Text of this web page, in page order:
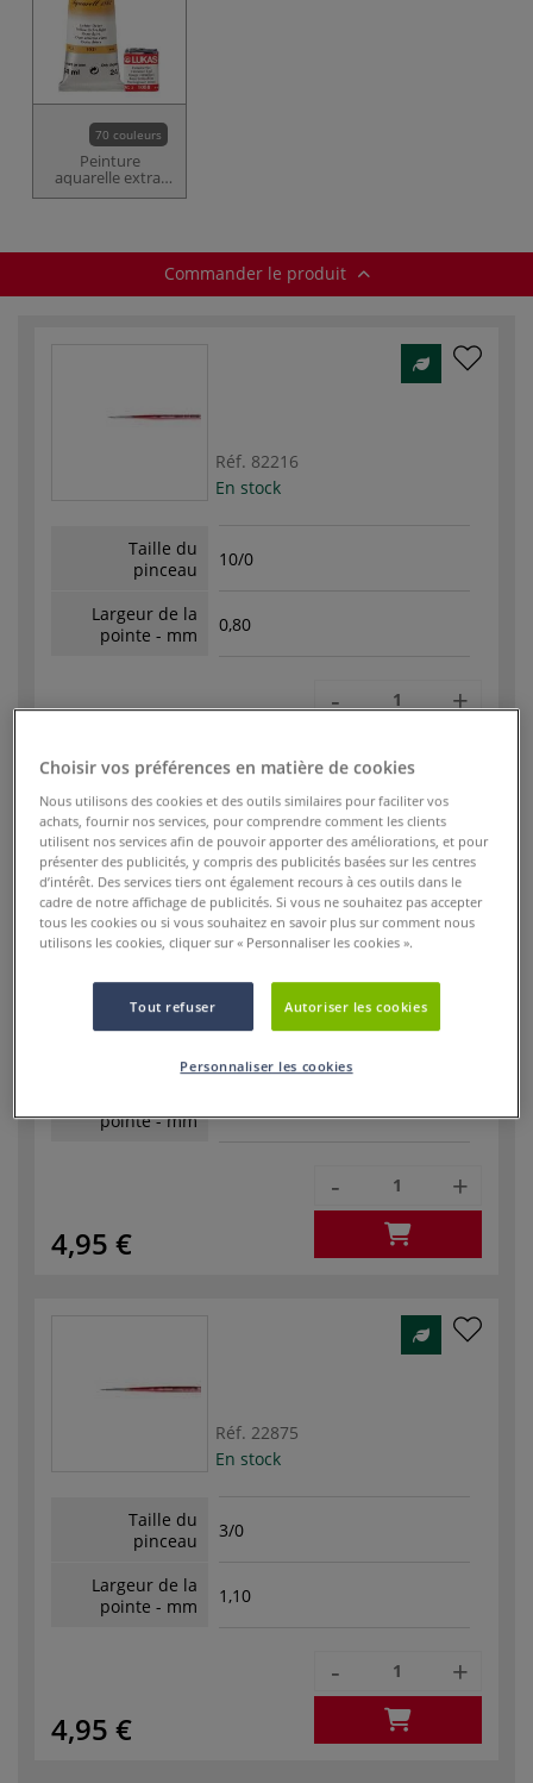
70 couleurs
Peinture
aquarelle extra-
fine 1862 Lukas
Commander le produit
Réf. 82216
En stock
Taille du
pinceau
10/0
Largeur de la
pointe - mm
0,80
4,95 €
- +
Réf. 81527
Taille du
pointe - mm
4,95 €
- +
Réf. 22875
En stock
Taille du
pinceau
3/0
Largeur de la
pointe - mm
1,10
4,95 €
- +
Choisir vos préférences en matière de cookies
Nous utilisons des cookies et des outils similaires pour faciliter vos
achats, fournir nos services, pour comprendre comment les clients
utilisent nos services afin de pouvoir apporter des améliorations, et pour
présenter des publicités, y compris des publicités basées sur les centres
d’intérêt. Des services tiers ont également recours à ces outils dans le
cadre de notre affichage de publicités. Si vous ne souhaitez pas accepter
tous les cookies ou si vous souhaitez en savoir plus sur comment nous
utilisons les cookies, cliquer sur « Personnaliser les cookies ».
Tout refuser Autoriser les cookies
Personnaliser les cookies